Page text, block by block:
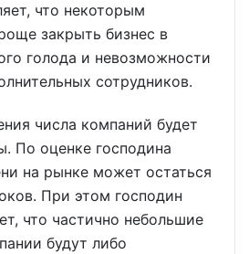
что некоторым
закрыть бизнес в
голода и невозможности
сотрудников.
числа компаний будет
По оценке господина
на рынке может остаться
При этом господин
что частично небольшие
будут либо